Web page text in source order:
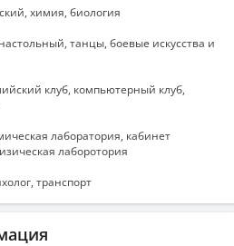
химия, биология
танцы, боевые искусства и
клуб, компьютерный клуб,
лаборатория, кабинет
лаборотория
транспорт